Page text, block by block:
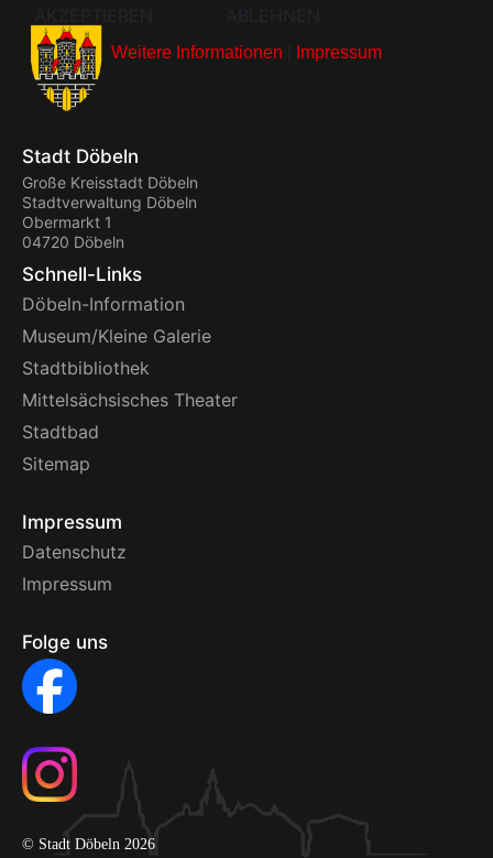
Stadt Döbeln
Große Kreisstadt Döbeln
Stadtverwaltung Döbeln
Obermarkt 1
04720 Döbeln
Schnell-Links
Döbeln-Information
Museum/Kleine Galerie
Stadtbibliothek
Mittelsächsisches Theater
Stadtbad
Sitemap
Impressum
Datenschutz
Impressum
Folge uns
© Stadt Döbeln 2026
Weitere Informationen Impressum